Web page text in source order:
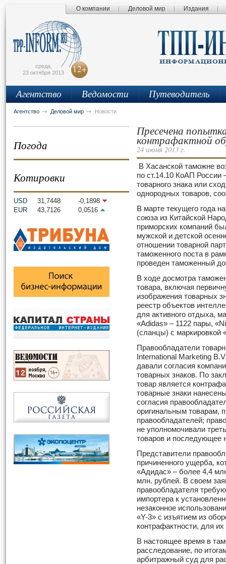
О компании Деловой мир Издания
среда,
23 октября 2013
12+
Агентство Ведомости Путеводитель
Агентство Деловой мир Новости
Погода
Котировки
USD 31,7448
-0,1898
EUR
43,7126 0,0516
Пресечена
контрафактной
24 июня 2013 г.
В Хасанской таможне
по ст.14.10 КоАП России
товарного знака или
однородных товаров,
В марте текущего года
союза из Китайской
приморских компаний
мужской и детской
отношении товарной
таможенного поста в
проведен таможенный
В ходе досмотра
товара, включая
изображения товарных
реестр объектов
для активного отдыха,
«Adidas» – 1122 пары,
(сланцы) с маркировкой
Правообладатели
International Marketing
давали согласия
товарных знаков. По
товар является
товарные знаки
согласия
оригинальным товарам,
правообладателей;
не уполномочивали
товаров и последующее
Представители
причиненного ущерба,
«Адидас» – более 4,4
млн. рублей. В своем
правообладателя
импортера к
незаконное
«Y-3» с изъятием из
контрафактности, для
В настоящее время в
расследование, по
арбитражный суд для